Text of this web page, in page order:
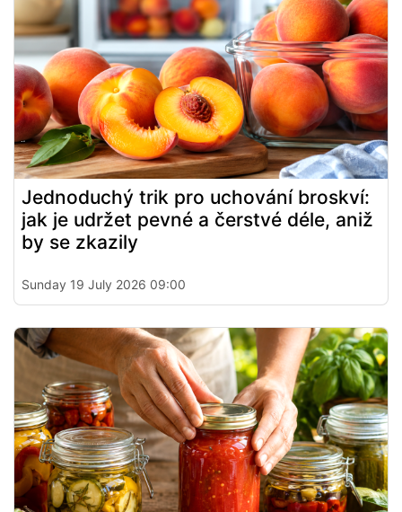
Jednoduchý trik pro uchování broskví:
jak je udržet pevné a čerstvé déle, aniž
by se zkazily
Sunday 19 July 2026 09:00